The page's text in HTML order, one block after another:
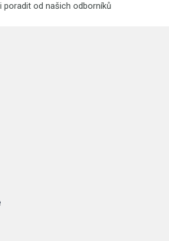
poradit od našich odborníků